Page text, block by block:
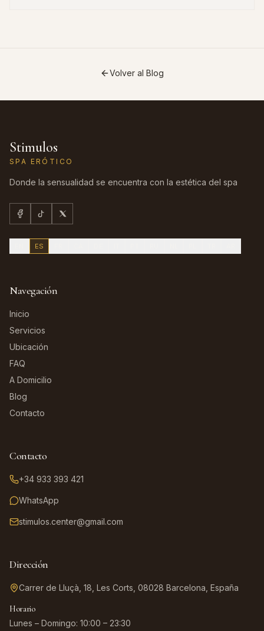
Volver al Blog
Stimulos
SPA ERÓTICO
Donde la sensualidad se encuentra con la estética del spa
ES
Navegación
Inicio
Servicios
Ubicación
FAQ
A Domicilio
Blog
Contacto
Contacto
+34 933 393 421
WhatsApp
stimulos.center@gmail.com
Dirección
Carrer de Lluçà, 18, Les Corts, 08028 Barcelona, España
Horario
Lunes – Domingo: 10:00 – 23:30